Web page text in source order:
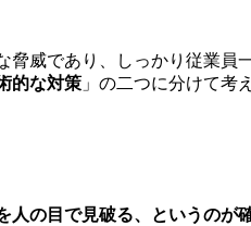
威であり、しっかり従業員
的な対策 」の二つに分けて考
人の目で見破る、というのが